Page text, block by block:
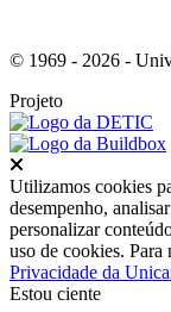
© 1969 - 2026 -
Projeto
Utilizamos cookies
desempenho,
personalizar
uso de cookies. Para
Privacidade da
Estou ciente